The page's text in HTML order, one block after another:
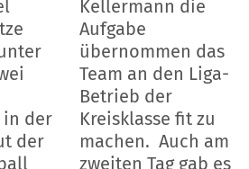
in der
der
Kellermann die
Aufgabe
übernommen das
Team an den Liga-
Betrieb der
Kreisklasse fit zu
machen. Auch am
zweiten Tag gab es